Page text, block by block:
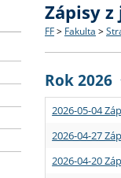
Struktura
Strategie
Podpora
Co
Učitelské
Rigorózní
O vědě a
Granty a
Aktuální
Zápisy
FF > Fakulta >
Rok 2026
2026-05-04
2026-04-27
2026-04-20